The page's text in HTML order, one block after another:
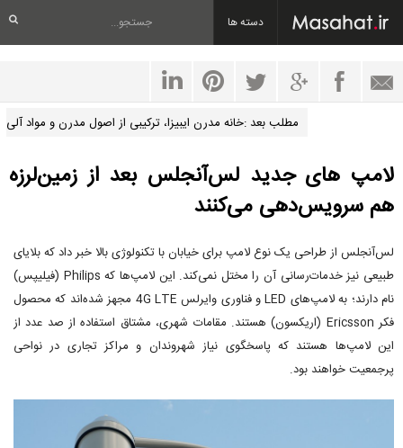
دسته ها
مطلب بعد :خانه مدرن ایبیزا، ترکیبی از اصول مدرن و مواد آلی
لامپ های جدید لس‌آنجلس بعد از زمین‌لرزه
هم سرویس‌دهی می‌کنند
لس‌آنجلس از طراحی یک نوع لامپ برای خیابان با تکنولوژی بالا خبر داد که بلایای
طبیعی نیز خدمات‌رسانی آن را مختل نمی‌کند. این لامپ‌ها که Philips (فیلیپس)
نام دارند؛ به لامپ‌های LED و فناوری وایرلس 4G LTE مجهز شده‌اند که محصول
فکر Ericsson (اریکسون) هستند. مقامات شهری، مشتاق استفاده از صد عدد از
این لامپ‌ها هستند که پاسخگوی نیاز شهروندان و مراکز تجاری در نواحی
پرجمعیت خواهند بود.